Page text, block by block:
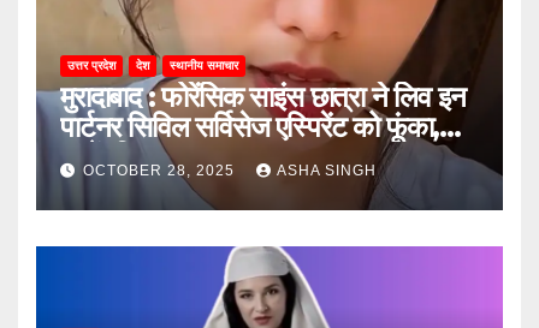
उत्तर प्रदेश देश स्थानीय समाचार
मुरादाबाद : फोरेंसिक साइंस छात्रा ने लिव इन
पार्टनर सिविल सर्विसेज एस्पिरेंट को फूंका,
जानें, फिर क्या हुआ…
OCTOBER 28, 2025 ASHA SINGH